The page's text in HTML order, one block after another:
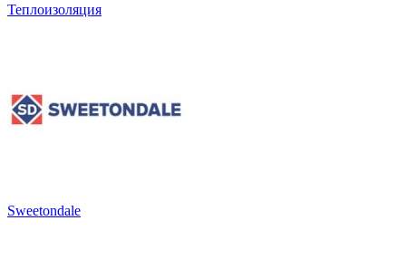
Теплоизоляция
Sweetondale